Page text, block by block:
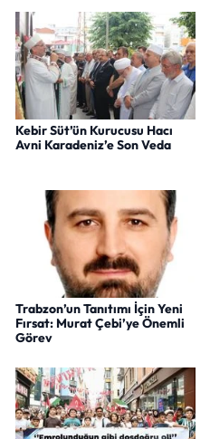
Kebir Süt’ün Kurucusu Hacı
Avni Karadeniz’e Son Veda
Trabzon’un Tanıtımı İçin Yeni
Fırsat: Murat Çebi’ye Önemli
Görev